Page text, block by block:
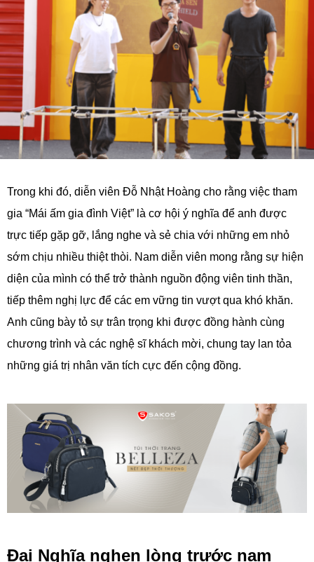
Trong khi đó, diễn viên Đỗ Nhật Hoàng cho rằng việc tham
gia “Mái ấm gia đình Việt” là cơ hội ý nghĩa để anh được
trực tiếp gặp gỡ, lắng nghe và sẻ chia với những em nhỏ
sớm chịu nhiều thiệt thòi. Nam diễn viên mong rằng sự hiện
diện của mình có thể trở thành nguồn động viên tinh thần,
tiếp thêm nghị lực để các em vững tin vượt qua khó khăn.
Anh cũng bày tỏ sự trân trọng khi được đồng hành cùng
chương trình và các nghệ sĩ khách mời, chung tay lan tỏa
những giá trị nhân văn tích cực đến cộng đồng.
Đại Nghĩa nghẹn lòng trước nam